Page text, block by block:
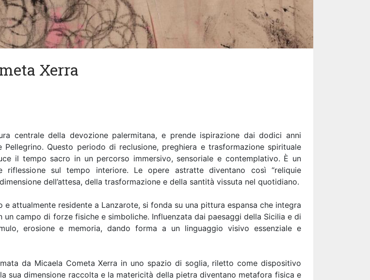
Xerra
centrale della devozione palermitana, e prende ispirazione dai dodici anni
Questo periodo di reclusione, preghiera e trasformazione spirituale
il tempo sacro in un percorso immersivo, sensoriale e contemplativo. È un
sul tempo interiore. Le opere astratte diventano così “reliquie
dell’attesa, della trasformazione e della santità vissuta nel quotidiano.
attualmente residente a Lanzarote, si fonda su una pittura espansa che integra
campo di forze fisiche e simboliche. Influenzata dai paesaggi della Sicilia e di
erosione e memoria, dando forma a un linguaggio visivo essenziale e
da Micaela Cometa Xerra in uno spazio di soglia, riletto come dispositivo
sua dimensione raccolta e la matericità della pietra diventano metafora fisica e